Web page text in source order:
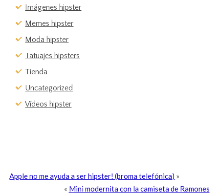
Imágenes hipster
Memes hipster
Moda hipster
Tatuajes hipsters
Tienda
Uncategorized
Vídeos hipster
Apple no me ayuda a ser hipster! (broma telefónica) »
« Mini modernita con la camiseta de Ramones